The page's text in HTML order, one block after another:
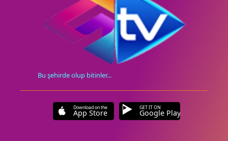
Bu şehirde olup bitinler...
Download on the
App Store
GET IT ON
Google Play